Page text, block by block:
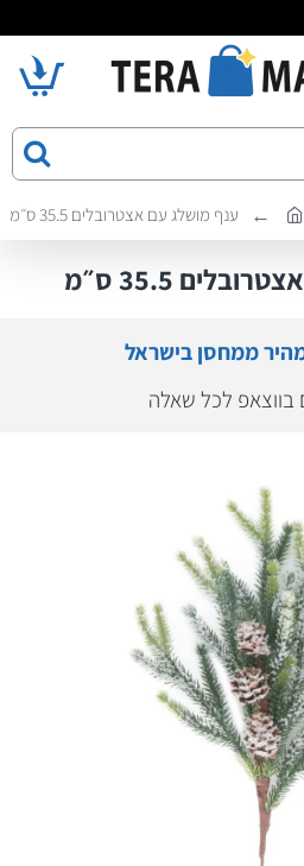
ענף מושלג עם אצטרובלים 35.5 ס״מ
35.5 ס״מ
ממחסן בישראל
בווצאפ לכל שאלה